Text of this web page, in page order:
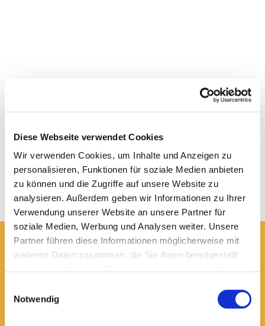
Diese Webseite verwendet Cookies
Wir verwenden Cookies, um Inhalte und Anzeigen zu
personalisieren, Funktionen für soziale Medien anbieten
zu können und die Zugriffe auf unsere Website zu
analysieren. Außerdem geben wir Informationen zu Ihrer
Verwendung unserer Website an unsere Partner für
soziale Medien, Werbung und Analysen weiter. Unsere
Partner führen diese Informationen möglicherweise mit
weiteren Daten zusammen, die Sie ihnen bereitgestellt
Notwendig
Hier erreichen Sie uns:
Ev.-luth. Domkirche St. Blasii zu Braunschweig
38100 Braunschweig